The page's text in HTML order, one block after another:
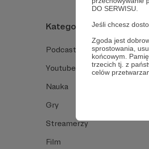
DO SERWISU.
Jeśli chcesz
Zgoda jest
sprostowania,
końcowym.
trzecich tj. z
celów
Kategorie
Podcast
Youtube
Nauka
Gry
Streamerzy
Film